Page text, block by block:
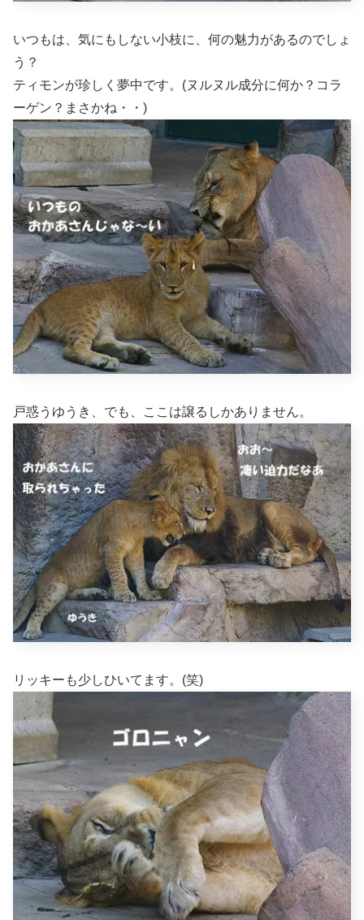
いつもは、気にもしない小枝に、何の魅力があるのでしょ
う？
ティモンが珍しく夢中です。(ヌルヌル成分に何か？コラ
ーゲン？まさかね・・)
戸惑うゆうき、でも、ここは譲るしかありません。
リッキーも少しひいてます。(笑)